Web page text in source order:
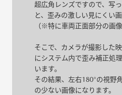
超広角レンズですので、写
と、歪みの激しい見にくい
（※特に車両正面部分の画
そこで、カメラが撮影した
にシステム内で歪み補正処
います。
その結果、左右180°の視野
の少ない画像になります。